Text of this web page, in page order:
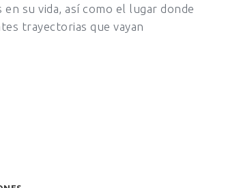
su vida, así como el lugar donde
trayectorias que vayan